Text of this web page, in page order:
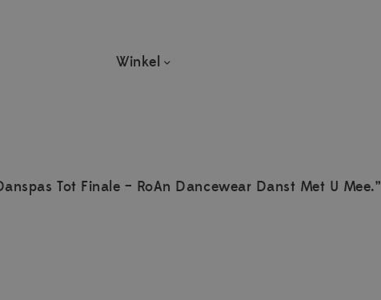
Winkel
Tot Finale – RoAn Dancewear Danst Met U Mee.”